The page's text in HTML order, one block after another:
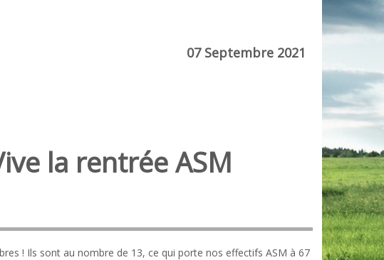
07 Septembre 2021
la rentrée ASM
! Ils sont au nombre de 13, ce qui porte nos effectifs ASM à 67